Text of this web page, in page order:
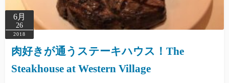
6月
26
2018
肉好きが通うステーキハウス！The
Steakhouse at Western Village